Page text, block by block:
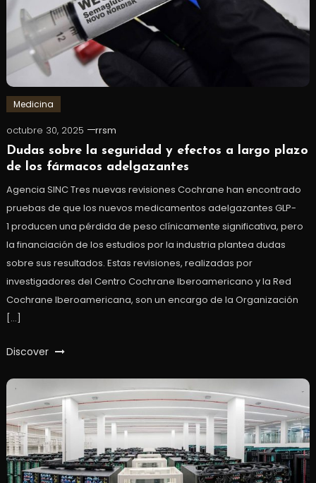
Medicina
octubre 30, 2025
rrsm
Dudas sobre la seguridad y efectos a largo plazo
de los fármacos adelgazantes
Agencia SINC Tres nuevas revisiones Cochrane han encontrado
pruebas de que los nuevos medicamentos adelgazantes GLP-
1 producen una pérdida de peso clínicamente significativa, pero
la financiación de los estudios por la industria plantea dudas
sobre sus resultados. Estas revisiones, realizadas por
investigadores del Centro Cochrane Iberoamericano y la Red
Cochrane Iberoamericana, son un encargo de la Organización
[…]
Discover